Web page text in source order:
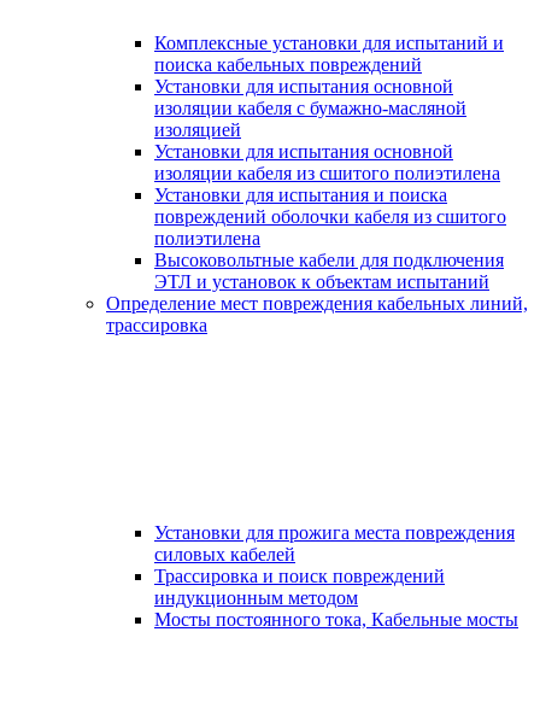
Комплексные установки для испытаний и
поиска кабельных повреждений
Установки для испытания основной
изоляции кабеля с бумажно-масляной
изоляцией
Установки для испытания основной
изоляции кабеля из сшитого полиэтилена
Установки для испытания и поиска
повреждений оболочки кабеля из сшитого
полиэтилена
Высоковольтные кабели для подключения
ЭТЛ и установок к объектам испытаний
Определение мест повреждения кабельных линий,
трассировка
Установки для прожига места повреждения
силовых кабелей
Трассировка и поиск повреждений
индукционным методом
Мосты постоянного тока, Кабельные мосты